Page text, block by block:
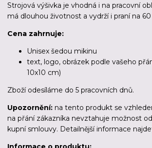
Strojová výšivka je vhodná i na pracovní
má dlouhou životnost a vydrží i praní na
Cena zahrnuje:
Unisex šedou mikinu
text, logo, obrázek podle vašeho
10x10 cm)
Zboží odesíláme do 5 pracovních dnů.
Upozornění: na tento produkt se
na přání zákazníka nevztahuje možnost
kupní smlouvy. Detailnější informace